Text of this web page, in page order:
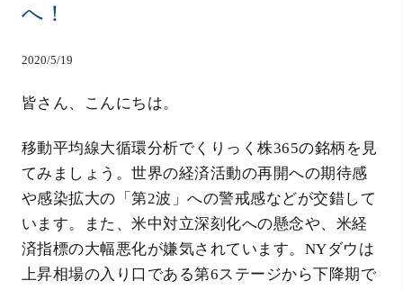
へ！
2020/5/19
皆さん、こんにちは。
移動平均線大循環分析でくりっく株365の銘柄を見
てみましょう。世界の経済活動の再開への期待感
や感染拡大の「第2波」への警戒感などが交錯して
います。また、米中対立深刻化への懸念や、米経
済指標の大幅悪化が嫌気されています。NYダウは
上昇相場の入り口である第6ステージから下降期で